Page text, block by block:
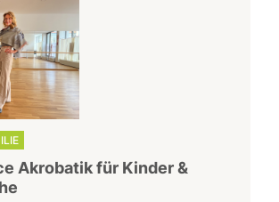
Akrobatik für Kinder &